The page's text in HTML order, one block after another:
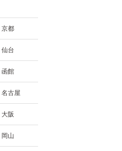
京都
台
函館
古屋
阪
山